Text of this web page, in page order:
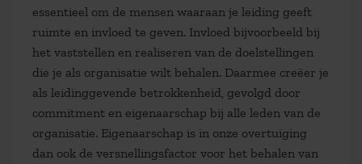
essentieel om de mensen waaraan je leiding geeft
ruimte en invloed te geven. Invloed bijvoorbeeld bij
het vaststellen en realiseren van de doelstellingen
die je als organisatie wilt behalen. Daarmee creëer je
als leidinggevende betrokkenheid, gevolgd door
commitment en eigenaarschap bij alle leden van de
organisatie. Eigenaarschap is in onze overtuiging
dan ook de versnellingsfactor voor het behalen van